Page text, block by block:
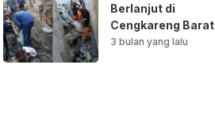
Berlanjut di
Cengkareng Barat,
Saluran Air
3 bulan yang lalu